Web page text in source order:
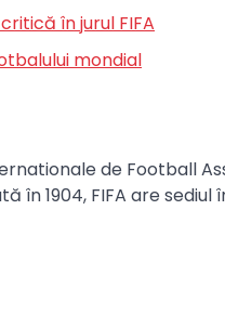
în jurul FIFA
mondial
de Football
în 1904, FIFA are